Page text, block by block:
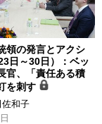
領の発言とアクシ
日～30日）：ベッ
官、「責任ある積
を刺す
佐和子